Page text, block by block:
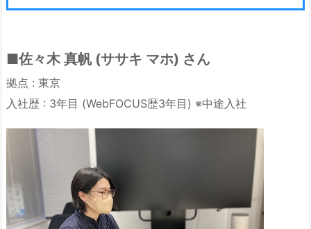
■佐々木 真帆 (ササキ マホ) さん
拠点 : 東京
入社歴 : 3年目 (WebFOCUS歴3年目) ※中途入社